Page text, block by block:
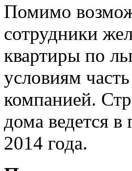
Помимо
сотрудники
квартиры по
условиям
компанией.
дома ведется
2014 года.